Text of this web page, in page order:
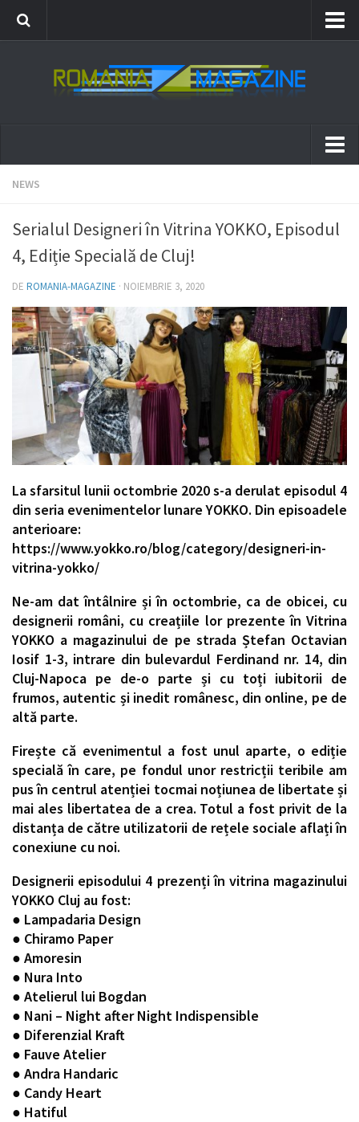
News
Showbizz/Lifestyle
Fashion
NEWS
Serialul Designeri în Vitrina YOKKO, Episodul
4, Ediție Specială de Cluj!
DE ROMANIA-MAGAZINE · NOIEMBRIE 3, 2020
La sfarsitul lunii octombrie 2020 s-a derulat episodul 4
din seria evenimentelor lunare YOKKO. Din episoadele
anterioare:
https://www.yokko.ro/blog/category/designeri-in-
vitrina-yokko/
Ne-am dat întâlnire și în octombrie, ca de obicei, cu
designerii români, cu creațiile lor prezente în Vitrina
YOKKO a magazinului de pe strada Ștefan Octavian
Iosif 1-3, intrare din bulevardul Ferdinand nr. 14, din
Cluj-Napoca pe de-o parte și cu toți iubitorii de
frumos, autentic și inedit românesc, din online, pe de
altă parte.
Firește că evenimentul a fost unul aparte, o ediție
specială în care, pe fondul unor restricții teribile am
pus în centrul atenției tocmai noțiunea de libertate și
mai ales libertatea de a crea. Totul a fost privit de la
distanța de către utilizatorii de rețele sociale aflați în
conexiune cu noi.
Designerii episodului 4 prezenți în vitrina magazinului
YOKKO Cluj au fost:
● Lampadaria Design
● Chiramo Paper
● Amoresin
● Nura Into
● Atelierul lui Bogdan
● Nani – Night after Night Indispensible
● Diferenzial Kraft
● Fauve Atelier
● Andra Handaric
● Candy Heart
● Hatiful